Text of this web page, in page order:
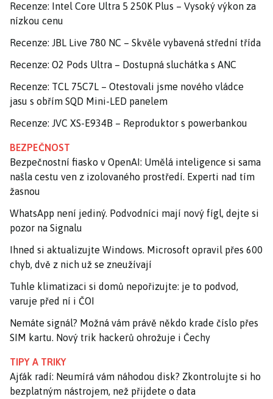
Recenze: Intel Core Ultra 5 250K Plus – Vysoký výkon za
nízkou cenu
Recenze: JBL Live 780 NC – Skvěle vybavená střední třída
Recenze: O2 Pods Ultra – Dostupná sluchátka s ANC
Recenze: TCL 75C7L – Otestovali jsme nového vládce
jasu s obřím SQD Mini-LED panelem
Recenze: JVC XS-E934B – Reproduktor s powerbankou
BEZPEČNOST
Bezpečnostní fiasko v OpenAI: Umělá inteligence si sama
našla cestu ven z izolovaného prostředí. Experti nad tím
žasnou
WhatsApp není jediný. Podvodníci mají nový fígl, dejte si
pozor na Signalu
Ihned si aktualizujte Windows. Microsoft opravil přes 600
chyb, dvě z nich už se zneužívají
Tuhle klimatizaci si domů nepořizujte: je to podvod,
varuje před ní i ČOI
Nemáte signál? Možná vám právě někdo krade číslo přes
SIM kartu. Nový trik hackerů ohrožuje i Čechy
TIPY A TRIKY
Ajťák radí: Neumírá vám náhodou disk? Zkontrolujte si ho
bezplatným nástrojem, než přijdete o data